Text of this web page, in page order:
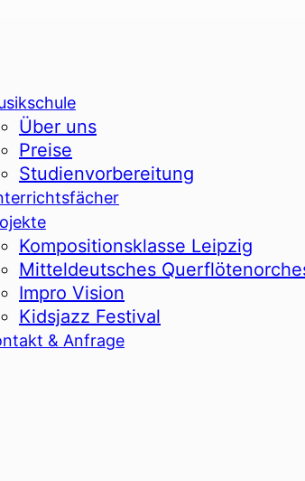
Über uns
Preise
Studienvorbereitung
Kompositionsklasse Leipzig
Mitteldeutsches
Impro Vision
Kidsjazz Festival
& Anfrage